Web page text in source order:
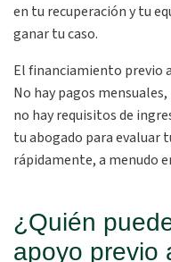
en tu recuperación y tu
ganar tu caso.
El financiamiento previo
No hay pagos
no hay requisitos de
tu abogado para evaluar
rápidamente, a menudo
¿Quién
apoyo previo